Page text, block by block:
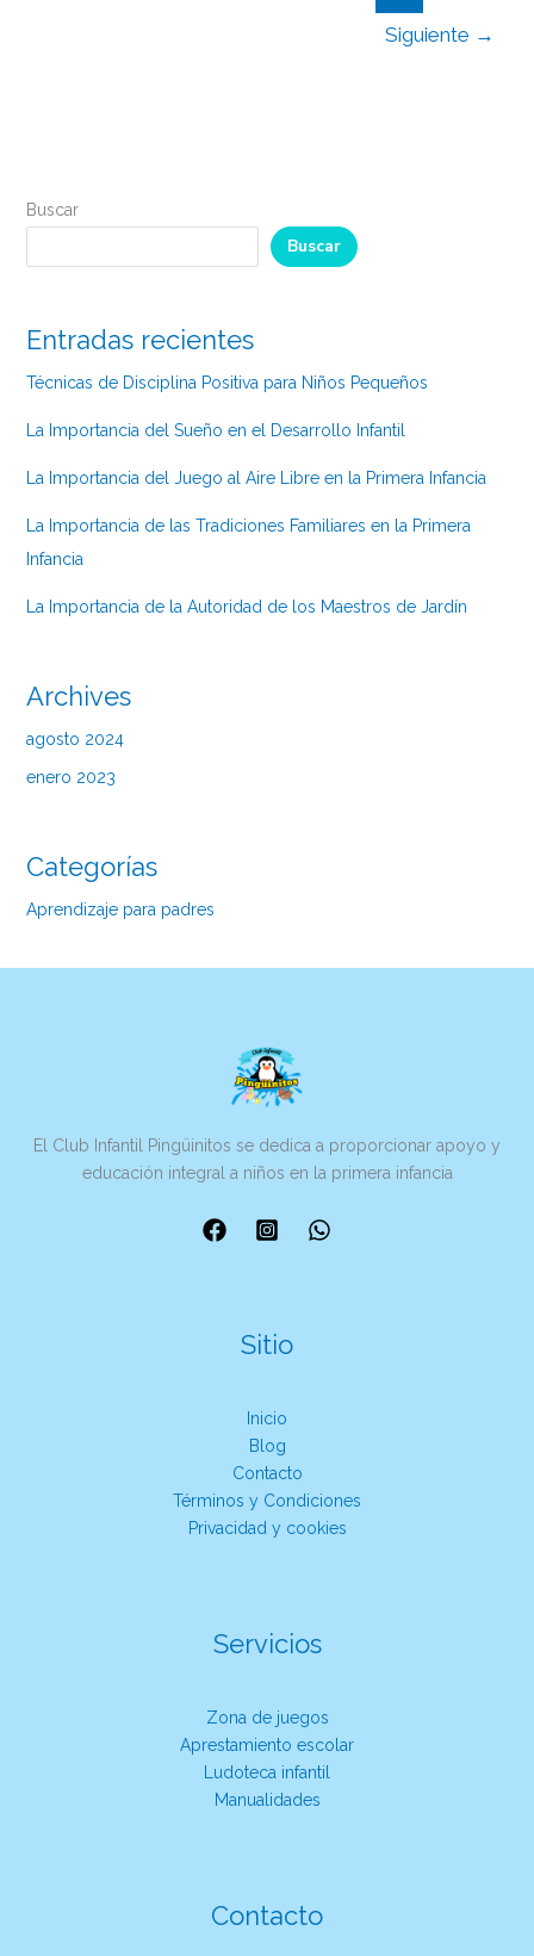
Siguiente →
Buscar
Buscar
Entradas recientes
Técnicas de Disciplina Positiva para Niños Pequeños
La Importancia del Sueño en el Desarrollo Infantil
La Importancia del Juego al Aire Libre en la Primera Infancia
La Importancia de las Tradiciones Familiares en la Primera
Infancia
La Importancia de la Autoridad de los Maestros de Jardín
Archives
agosto 2024
enero 2023
Categorías
Aprendizaje para padres
El Club Infantil Pingüinitos se dedica a proporcionar apoyo y
educación integral a niños en la primera infancia
Sitio
Inicio
Blog
Contacto
Términos y Condiciones
Privacidad y cookies
Servicios
Zona de juegos
Aprestamiento escolar
Ludoteca infantil
Manualidades
Contacto